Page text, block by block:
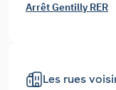
Arrêt Gentilly RER
Les rues